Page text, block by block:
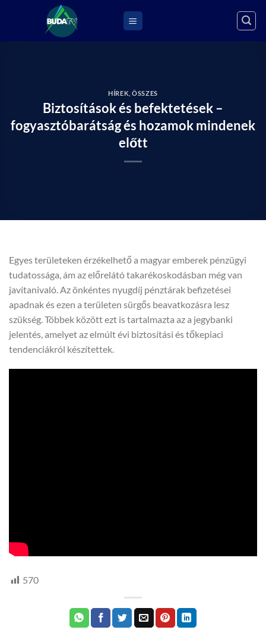
HÍREK ,ÖSSZES
Biztosítások és befektetések –
fogyasztóbarátság és hozamok mindenek
előtt
Egyes területeken érzékelhető a magyar emberek pénzügyi
tudatossága, ám az előrelátó takarékoskodásban még van
javítanivaló. Az önkéntes nyugdíj pénztárak befizetései
apadnak és ezen a területen sürgős beavatkozásra lesz
szükség. Többek között ezt is tartalmazta az a jegybanki
jelentés, amelyet az elmúlt évi biztosítási és tőkepiaci
tendenciákról készítettek.
570